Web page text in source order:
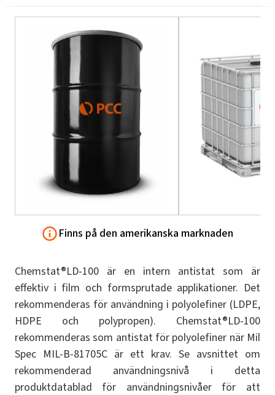
Finns på den amerikanska marknaden
Chemstat®LD-100 är en intern antistat som är
effektiv i film och formsprutade applikationer. Det
rekommenderas för användning i polyolefiner (LDPE,
HDPE och polypropen). Chemstat®LD-100
rekommenderas som antistat för polyolefiner när Mil
Spec MIL-B-81705C är ett krav. Se avsnittet om
rekommenderad användningsnivå i detta
produktdatablad för användningsnivåer för att